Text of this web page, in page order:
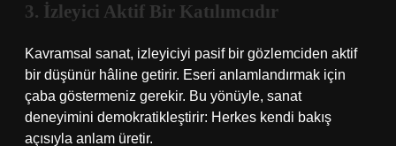
3. İzleyici Aktif Bir Katılımcıdır
Kavramsal sanat, izleyiciyi pasif bir gözlemciden aktif
bir düşünür hâline getirir. Eseri anlamlandırmak için
çaba göstermeniz gerekir. Bu yönüyle, sanat
deneyimini demokratikleştirir: Herkes kendi bakış
açısıyla anlam üretir.